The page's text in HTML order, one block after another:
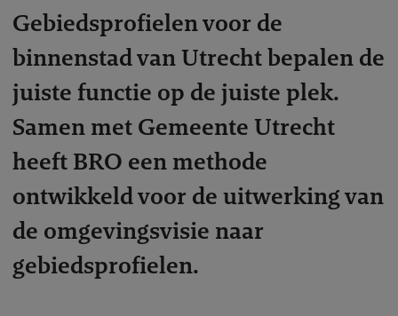
Gebiedsprofielen voor de
binnenstad van Utrecht bepalen de
juiste functie op de juiste plek.
Samen met Gemeente Utrecht
heeft BRO een methode
ontwikkeld voor de uitwerking van
de omgevingsvisie naar
gebiedsprofielen.